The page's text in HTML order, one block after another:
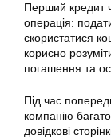
Перший кредит
операція:
скористатися
корисно
погашення та
Під час
компанію
довідкові